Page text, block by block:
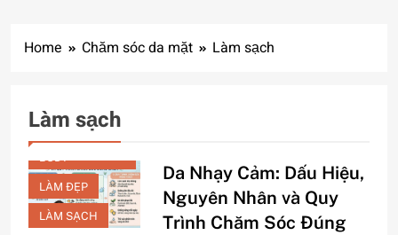
Home Chăm sóc da mặt Làm sạch
Làm sạch
CHĂM SÓC DA
BODY
LÀM ĐẸP
LÀM SẠCH
Da Nhạy Cảm: Dấu Hiệu,
Nguyên Nhân và Quy
Trình Chăm Sóc Đúng